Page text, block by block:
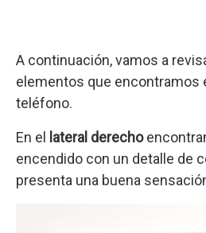
A continuación, vamos a
elementos que encontramos
teléfono.
En el lateral derecho
encendido con un detalle de
presenta una buena